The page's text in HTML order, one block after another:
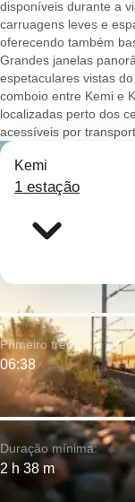
disponíveis durante a
carruagens leves e
oferecendo também
Grandes janelas
espetaculares vistas
comboio entre Kemi e
localizadas perto dos
acessíveis por
Kemi
1 estação
Duração mínima:
2 h 38 m
Primeiro trem:
06:38